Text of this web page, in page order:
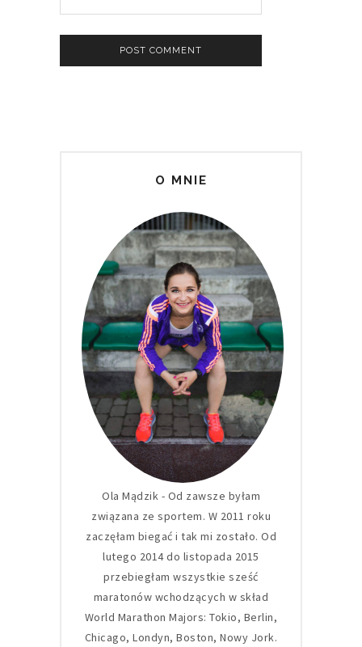
O MNIE
Ola Mądzik - Od zawsze byłam
związana ze sportem. W 2011 roku
zaczęłam biegać i tak mi zostało. Od
lutego 2014 do listopada 2015
przebiegłam wszystkie sześć
maratonów wchodzących w skład
World Marathon Majors: Tokio, Berlin,
Chicago, Londyn, Boston, Nowy Jork.